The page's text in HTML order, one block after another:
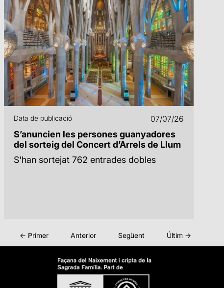
Data de publicació 07/07/26
S’anuncien les persones guanyadores
del sorteig del Concert d’Arrels de Llum
S'han sortejat 762 entrades dobles
← Primer Anterior Següent Últim →